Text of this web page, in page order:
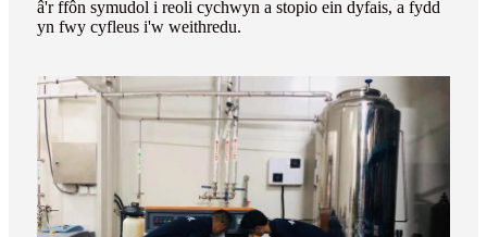
â'r ffôn symudol i reoli cychwyn a stopio ein dyfais, a fydd
yn fwy cyfleus i'w weithredu.